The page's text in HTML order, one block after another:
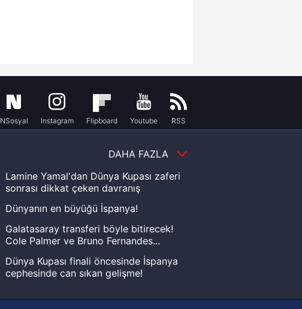
NSosyal Instagram Flipboard Youtube RSS
DAHA FAZLA
Lamine Yamal'dan Dünya Kupası zaferi
sonrası dikkat çeken davranış
Dünyanın en büyüğü İspanya!
Galatasaray transferi böyle bitirecek!
Cole Palmer ve Bruno Fernandes...
Dünya Kupası finali öncesinde İspanya
cephesinde can sıkan gelişme!